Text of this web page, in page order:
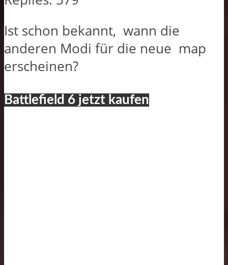
Ist schon bekannt, wann die
anderen Modi für die neue map
erscheinen?
Battlefield 6 jetzt kaufen